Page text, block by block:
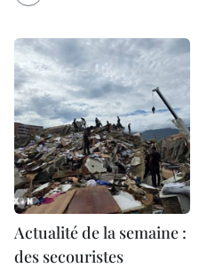
Actualité de la semaine :
des secouristes